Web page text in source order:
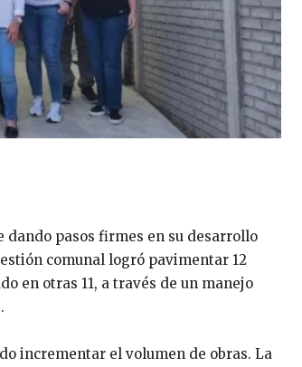
dando pasos firmes en su desarrollo
comunal logró pavimentar 12
en otras 11, a través de un manejo
incrementar el volumen de obras. La